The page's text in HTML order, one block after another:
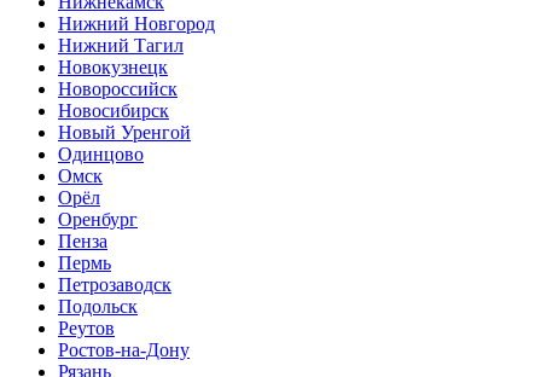
Нижний Новгород
Нижний Тагил
Новокузнецк
Новороссийск
Новосибирск
Новый Уренгой
Одинцово
Омск
Орёл
Оренбург
Пенза
Пермь
Петрозаводск
Подольск
Реутов
Ростов-на-Дону
Рязань